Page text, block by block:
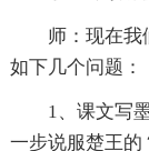
师：现在我
如下几个问题：
1、课文写
一步说服楚王的